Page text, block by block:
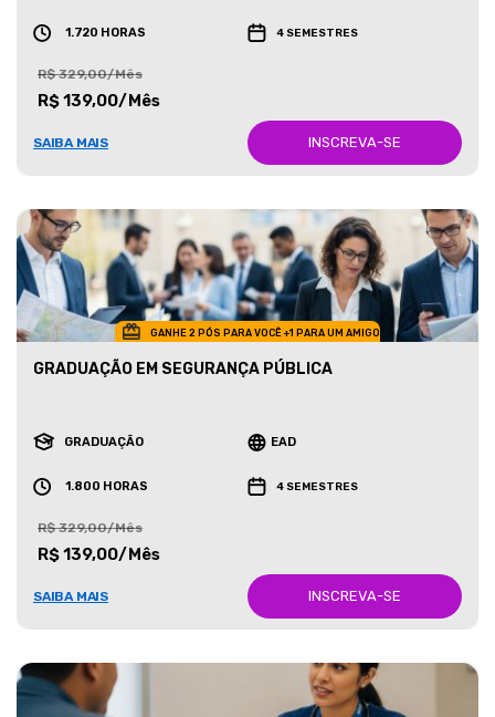
1.720 HORAS 4 SEMESTRES
R$ 329,00/Mês
R$ 139,00/Mês
SAIBA MAIS INSCREVA-SE
GANHE 2 PÓS PARA VOCÊ +1 PARA UM AMIGO
GRADUAÇÃO EM SEGURANÇA PÚBLICA
GRADUAÇÃO EAD
1.800 HORAS 4 SEMESTRES
R$ 329,00/Mês
R$ 139,00/Mês
SAIBA MAIS INSCREVA-SE